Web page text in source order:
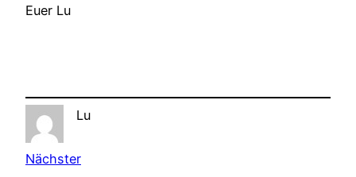
Euer Lu
Lu
Nächster